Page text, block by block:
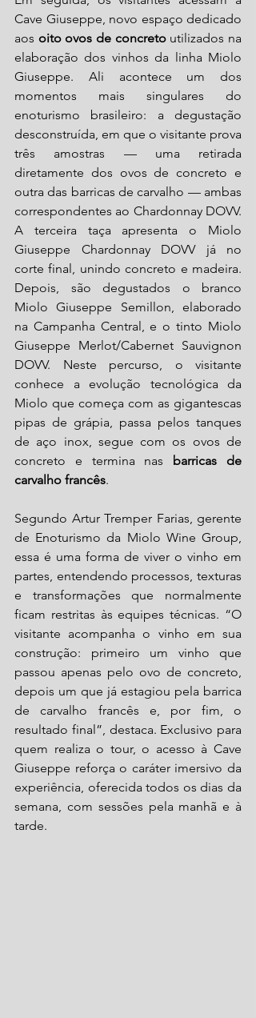
Cave Giuseppe, novo espaço dedicado
aos oito ovos de concreto utilizados na
elaboração dos vinhos da linha Miolo
Giuseppe. Ali acontece um dos
momentos mais singulares do
enoturismo brasileiro: a degustação
desconstruída, em que o visitante prova
três amostras — uma retirada
diretamente dos ovos de concreto e
outra das barricas de carvalho — ambas
correspondentes ao Chardonnay DOVV.
A terceira taça apresenta o Miolo
Giuseppe Chardonnay DOVV já no
corte final, unindo concreto e madeira.
Depois, são degustados o branco
Miolo Giuseppe Semillon, elaborado
na Campanha Central, e o tinto Miolo
Giuseppe Merlot/Cabernet Sauvignon
DOVV. Neste percurso, o visitante
conhece a evolução tecnológica da
Miolo que começa com as gigantescas
pipas de grápia, passa pelos tanques
de aço inox, segue com os ovos de
concreto e termina nas barricas de
carvalho francês.
Segundo Artur Tremper Farias, gerente
de Enoturismo da Miolo Wine Group,
essa é uma forma de viver o vinho em
partes, entendendo processos, texturas
e transformações que normalmente
ficam restritas às equipes técnicas. “O
visitante acompanha o vinho em sua
construção: primeiro um vinho que
passou apenas pelo ovo de concreto,
depois um que já estagiou pela barrica
de carvalho francês e, por fim, o
resultado final”, destaca. Exclusivo para
quem realiza o tour, o acesso à Cave
Giuseppe reforça o caráter imersivo da
experiência, oferecida todos os dias da
semana, com sessões pela manhã e à
tarde.